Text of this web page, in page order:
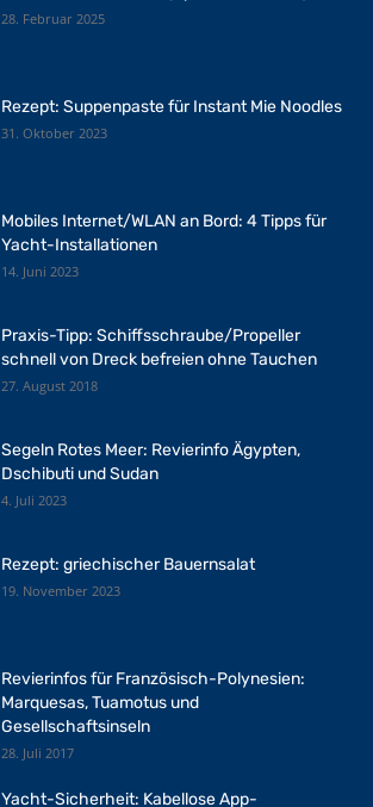
28. Februar 2025
Rezept: Suppenpaste für Instant Mie Noodles
31. Oktober 2023
Mobiles Internet/WLAN an Bord: 4 Tipps für
Yacht-Installationen
14. Juni 2023
Praxis-Tipp: Schiffsschraube/Propeller
schnell von Dreck befreien ohne Tauchen
27. August 2018
Segeln Rotes Meer: Revierinfo Ägypten,
Dschibuti und Sudan
4. Juli 2023
Rezept: griechischer Bauernsalat
19. November 2023
Revierinfos für Französisch-Polynesien:
Marquesas, Tuamotus und
Gesellschaftsinseln
28. Juli 2017
Yacht-Sicherheit: Kabellose App-